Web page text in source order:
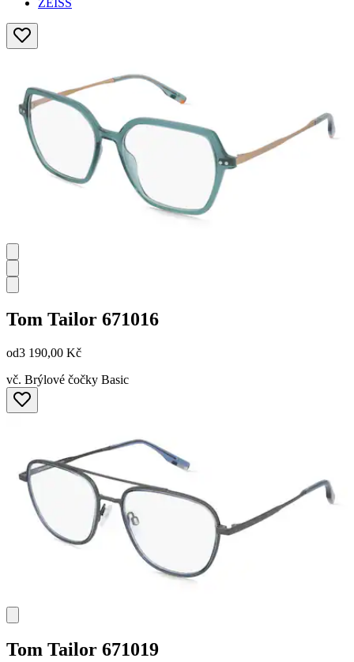
Tom Tailor 671016
od3 190,00 Kč
vč. Brýlové čočky Basic
Tom Tailor 671019